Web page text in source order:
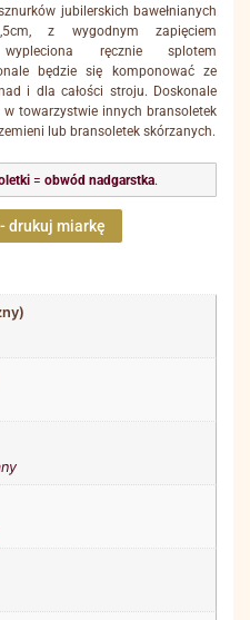
jubilerskich bawełnianych
z wygodnym zapięciem
ręcznie splotem
będzie się komponować ze
i dla całości stroju. Doskonale
towarzystwie innych bransoletek
lub bransoletek skórzanych.
= obwód nadgarstka.
drukuj miarkę